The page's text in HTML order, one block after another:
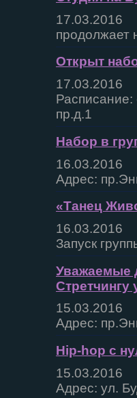
17.03.2016
продолжает
Открыт
17.03.2016
Расписание:
пр.д.1
Набор в
16.03.2016
Адрес:
«Танец
16.03.2016
Запуск
Уважаемые
Стретчингу
15.03.2016
Адрес:
Hip-hop с
15.03.2016
Адрес: ул.